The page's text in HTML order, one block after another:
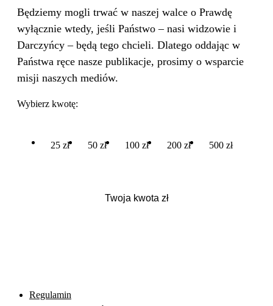
Będziemy mogli trwać w naszej walce o Prawdę
wyłącznie wtedy, jeśli Państwo – nasi widzowie i
Darczyńcy – będą tego chcieli. Dlatego oddając w
Państwa ręce nasze publikacje, prosimy o wsparcie
misji naszych mediów.
Wybierz kwotę:
25 zł 50 zł 100 zł 200 zł 500 zł
Regulamin